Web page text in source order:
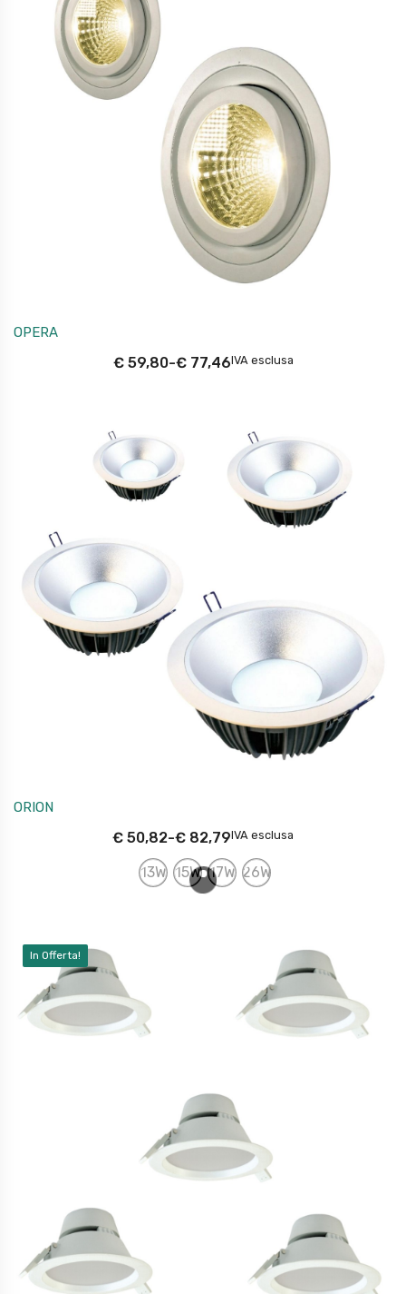
OPERA
€59,80-€77,46IVA esclusa
ORION
€ 50,82-€ 82,79IVA esclusa
13W 15W 17W 26W
In Offerta!